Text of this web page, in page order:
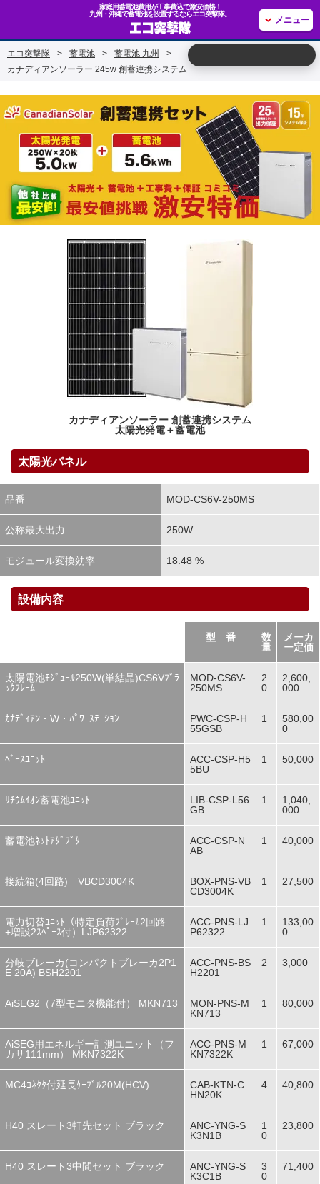
家庭用蓄電池費用が工事費込で激安価格！
九州・沖縄で蓄電池を設置するならエコ突撃隊。
メニュー
エコ突撃隊 > 蓄電池 > 蓄電池 九州
>
カナディアンソーラー 245w 創蓄連携システム
カナディアンソーラー 創蓄連携システム
太陽光発電＋蓄電池
太陽光パネル
品番 MOD-CS6V-250MS
公称最大出力 250W
モジュール変換効率 18.48 %
設備内容
型 番
数
量
メーカ
ー定価
太陽電池ﾓｼﾞｭｰﾙ250W(単結晶)CS6Vﾌﾞﾗ
ｯｸﾌﾚｰﾑ
MOD-CS6V-
250MS
2
0
2,600,
000
ｶﾅﾃﾞｨｱﾝ・W・ﾊﾟﾜｰｽﾃｰｼｮﾝ
PWC-CSP-H
55GSB
1
580,00
0
ﾍﾞｰｽﾕﾆｯﾄ
ACC-CSP-H5
5BU
1 50,000
ﾘﾁｳﾑｲｵﾝ蓄電池ﾕﾆｯﾄ
LIB-CSP-L56
GB
1
1,040,
000
蓄電池ﾈｯﾄｱﾀﾞﾌﾟﾀ
ACC-CSP-N
AB
1 40,000
接続箱(4回路) VBCD3004K
BOX-PNS-VB
CD3004K
1 27,500
電力切替ﾕﾆｯﾄ（特定負荷ﾌﾞﾚｰｶ2回路
+増設2ｽﾍﾟｰｽ付）LJP62322
ACC-PNS-LJ
P62322
1
133,00
0
分岐ブレーカ(コンパクトブレーカ2P1
E 20A) BSH2201
ACC-PNS-BS
H2201
2 3,000
AiSEG2（7型モニタ機能付） MKN713
MON-PNS-M
KN713
1 80,000
AiSEG用エネルギー計測ユニット（フ
カサ111mm） MKN7322K
ACC-PNS-M
KN7322K
1 67,000
MC4ｺﾈｸﾀ付延長ｹｰﾌﾞﾙ20M(HCV)
CAB-KTN-C
HN20K
4 40,800
H40 スレート3軒先セット ブラック
ANC-YNG-S
K3N1B
1
0
23,800
H40 スレート3中間セット ブラック
ANC-YNG-S
K3C1B
3
0
71,400